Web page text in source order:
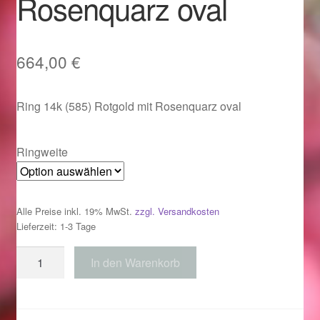
Im Gedenken an
Karneval 2020 – Schmuck zu Fasching & Co.
Kasse
Magisches und Festliches zu Halloween
664,00 €
Ring 14k (585) Rotgold mit Rosenquarz oval
Ringweite
Alle Preise inkl. 19% MwSt. zzgl. Versandkosten
Lieferzeit: 1-3 Tage
Rotgold
In den Warenkorb